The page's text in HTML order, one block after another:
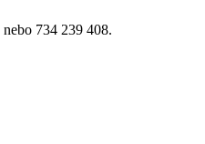
734 239 408.